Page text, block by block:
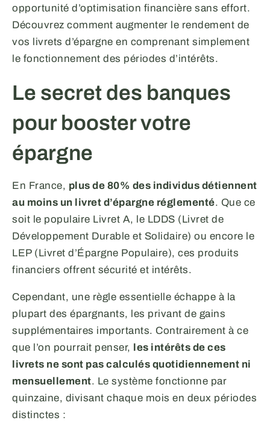
opportunité d’optimisation financière sans effort.
Découvrez comment augmenter le rendement de
vos livrets d’épargne en comprenant simplement
le fonctionnement des périodes d’intérêts.
Le secret des banques
pour booster votre
épargne
En France, plus de 80% des individus détiennent
au moins un livret d’épargne réglementé. Que ce
soit le populaire Livret A, le LDDS (Livret de
Développement Durable et Solidaire) ou encore le
LEP (Livret d’Épargne Populaire), ces produits
financiers offrent sécurité et intérêts.
Cependant, une règle essentielle échappe à la
plupart des épargnants, les privant de gains
supplémentaires importants. Contrairement à ce
que l’on pourrait penser, les intérêts de ces
livrets ne sont pas calculés quotidiennement ni
mensuellement. Le système fonctionne par
quinzaine, divisant chaque mois en deux périodes
distinctes :